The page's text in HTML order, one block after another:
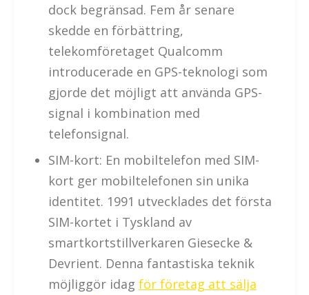
dock begränsad. Fem år senare
skedde en förbättring,
telekomföretaget Qualcomm
introducerade en GPS-teknologi som
gjorde det möjligt att använda GPS-
signal i kombination med
telefonsignal.
SIM-kort: En mobiltelefon med SIM-
kort ger mobiltelefonen sin unika
identitet. 1991 utvecklades det första
SIM-kortet i Tyskland av
smartkortstillverkaren Giesecke &
Devrient. Denna fantastiska teknik
möjliggör idag för företag att sälja